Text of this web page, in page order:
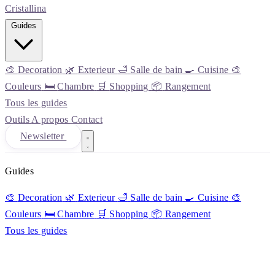
Cristallina
🎨 Decoration 🌿 Exterieur 🛁 Salle de bain 🍳 Cuisine 🎨
Couleurs 🛏️ Chambre 🛒 Shopping 📦 Rangement
Tous les guides
Outils A propos Contact
Newsletter
Guides
🎨 Decoration 🌿 Exterieur 🛁 Salle de bain 🍳 Cuisine 🎨
Couleurs 🛏️ Chambre 🛒 Shopping 📦 Rangement
Tous les guides